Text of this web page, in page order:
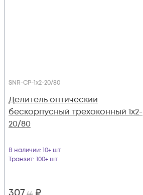
SNR-CP-1x2-20/80
Делитель оптический
бескорпусный трехоконный 1х2-
20/80
В наличии: 10+ шт
Транзит: 100+ шт